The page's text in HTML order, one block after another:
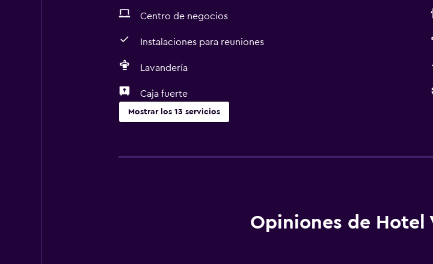
Centro de negocios
Instalaciones para reuniones
Lavandería
Caja fuerte
Mostrar los 13 servicios
Servicio de habitaciones
Opiniones de Hotel